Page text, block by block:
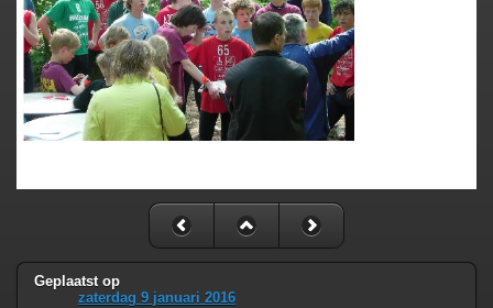
Geplaatst op
zaterdag 9 januari 2016